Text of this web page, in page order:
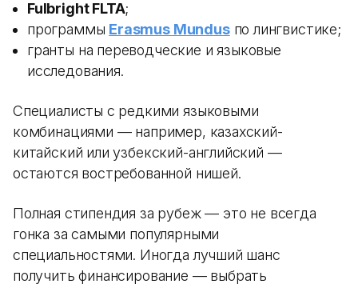
Fulbright FLTA;
программы Erasmus Mundusпо лингвистике;
гранты на переводческие и языковые
исследования.
Специалисты с редкими языковыми
комбинациями — например, казахский-
китайский или узбекский-английский —
остаются востребованной нишей.
Полная стипендия за рубеж — это не всегда
гонка за самыми популярными
специальностями. Иногда лучший шанс
получить финансирование — выбрать